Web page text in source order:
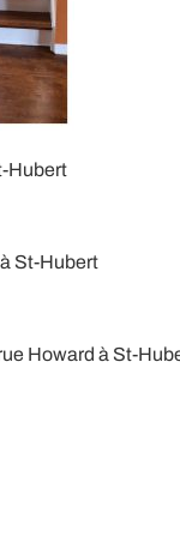
Hubert
St-Hubert
Howard à St-